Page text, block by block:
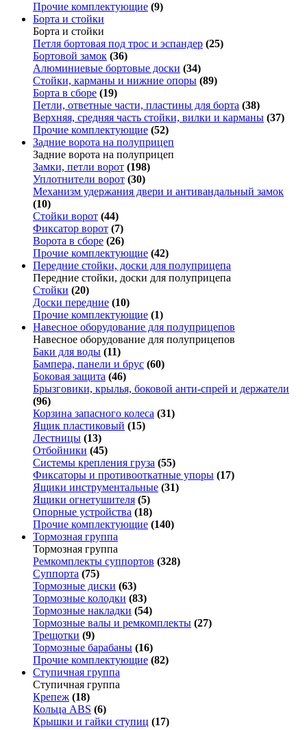
Прочие комплектующие (9)
Борта и стойки
Борта и стойки
Петля бортовая под трос и эспандер (25)
Бортовой замок (36)
Алюминиевые бортовые доски (34)
Стойки, карманы и нижние опоры (89)
Борта в сборе (19)
Петли, ответные части, пластины для борта (38)
Верхняя, средняя часть стойки, вилки и карманы (37)
Прочие комплектующие (52)
Задние ворота на полуприцеп
Задние ворота на полуприцеп
Замки, петли ворот (198)
Уплотнители ворот (30)
Механизм удержания двери и антивандальный замок
(10)
Стойки ворот (44)
Фиксатор ворот (7)
Ворота в сборе (26)
Прочие комплектующие (42)
Передние стойки, доски для полуприцепа
Передние стойки, доски для полуприцепа
Стойки (20)
Доски передние (10)
Прочие комплектующие (1)
Навесное оборудование для полуприцепов
Навесное оборудование для полуприцепов
Баки для воды (11)
Бампера, панели и брус (60)
Боковая защита (46)
Брызговики, крылья, боковой анти-спрей и держатели
(96)
Корзина запасного колеса (31)
Ящик пластиковый (15)
Лестницы (13)
Отбойники (45)
Системы крепления груза (55)
Фиксаторы и противооткатные упоры (17)
Ящики инструментальные (31)
Ящики огнетушителя (5)
Опорные устройства (18)
Прочие комплектующие (140)
Тормозная группа
Тормозная группа
Ремкомплекты суппортов (328)
Суппорта (75)
Тормозные диски (63)
Тормозные колодки (83)
Тормозные накладки (54)
Тормозные валы и ремкомплекты (27)
Трещотки (9)
Тормозные барабаны (16)
Прочие комплектующие (82)
Ступичная группа
Ступичная группа
Крепеж (18)
Кольца ABS (6)
Крышки и гайки ступиц (17)